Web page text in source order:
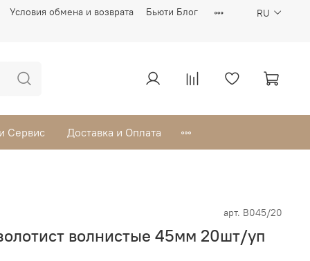
Условия обмена и возврата Бьюти Блог RU
Сервис Доставка и Оплата
арт. B045/20
волнистые 45мм 20шт/уп